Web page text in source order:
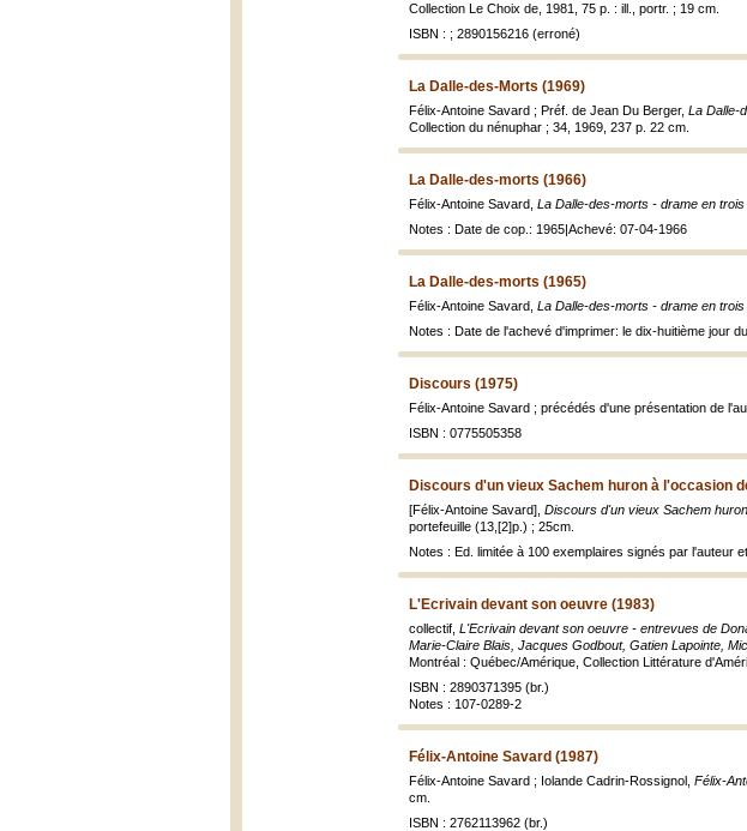
Collection Le Choix de, 1981, 75 p. : ill., portr. ; 19 cm.
ISBN : ; 2890156216 (erroné)
La Dalle-des-Morts (1969)
Félix-Antoine Savard ; Préf. de Jean Du Berger, La Dalle-
Collection du nénuphar ; 34, 1969, 237 p. 22 cm.
La Dalle-des-morts (1966)
Félix-Antoine Savard, La Dalle-des-morts - drame en
Notes : Date de cop.: 1965|Achevé: 07-04-1966
La Dalle-des-morts (1965)
Félix-Antoine Savard, La Dalle-des-morts - drame en
Notes : Date de l'achevé d'imprimer: le dix-huitième jour
Discours (1975)
Félix-Antoine Savard ; précédés d'une présentation de
ISBN : 0775505358
Discours d'un vieux Sachem huron à l'occasion
[Félix-Antoine Savard], Discours d'un vieux Sachem
portefeuille (13,[2]p.) ; 25cm.
Notes : Ed. limitée à 100 exemplaires signés par l'auteur
L'Ecrivain devant son oeuvre (1983)
collectif, L'Ecrivain devant son oeuvre - entrevues de
Marie-Claire Blais, Jacques Godbout, Gatien Lapointe,
Montréal : Québec/Amérique, Collection Littérature
ISBN : 2890371395 (br.)
Notes : 107-0289-2
Félix-Antoine Savard (1987)
Félix-Antoine Savard ; Iolande Cadrin-Rossignol, Félix-
cm.
ISBN : 2762113962 (br.)